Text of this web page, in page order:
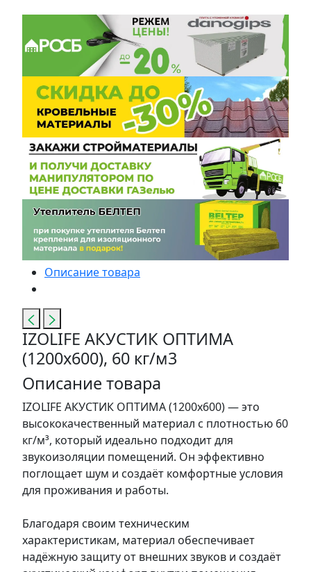
Описание товара
IZOLIFE АКУСТИК ОПТИМА
(1200х600), 60 кг/м3
Описание товара
IZOLIFE АКУСТИК ОПТИМА (1200х600) — это
высококачественный материал с плотностью 60
кг/м³, который идеально подходит для
звукоизоляции помещений. Он эффективно
поглощает шум и создаёт комфортные условия
для проживания и работы.
Благодаря своим техническим
характеристикам, материал обеспечивает
надёжную защиту от внешних звуков и создаёт